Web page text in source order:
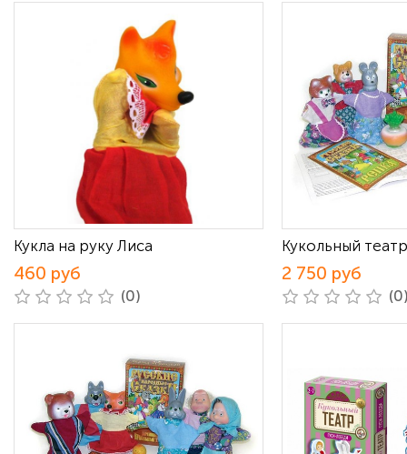
Кукла на руку Лиса
460 руб
(0)
Кукольный
2 750 руб